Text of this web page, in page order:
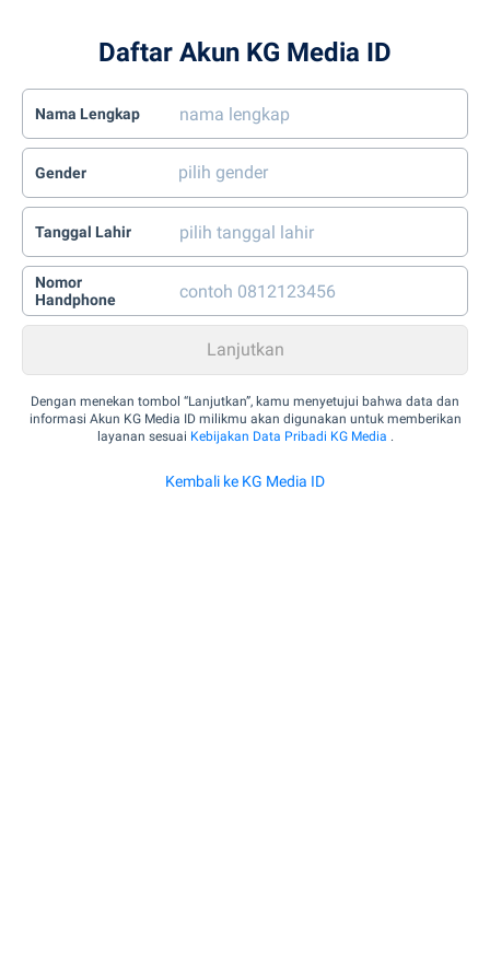
Daftar Akun KG Media ID
Nama Lengkap
Gender
Tanggal Lahir
Nomor
Handphone
Dengan menekan tombol “Lanjutkan”, kamu menyetujui bahwa data dan
informasi Akun KG Media ID milikmu akan digunakan untuk memberikan
layanan sesuai Kebijakan Data Pribadi KG Media .
Kembali ke KG Media ID